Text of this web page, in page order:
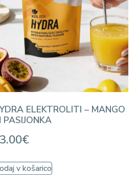
ELEKTROLITI – MANGO
PASIJONKA
€
v košarico